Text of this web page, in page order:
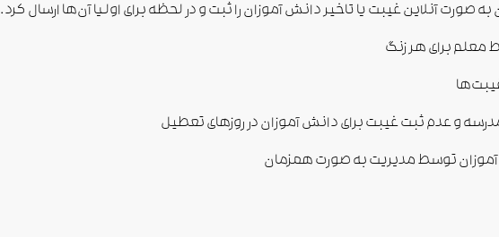
صورت آنلاین غیبت یا تاخیر دانش آموزان را ثبت و در لحظه برای اولیا آن‌ها ارسال کرد.
معلم برای هر زنگ
و عدم ثبت غیبت برای دانش آموزان در روزهای تعطیل
توسط مدیریت به صورت همزمان